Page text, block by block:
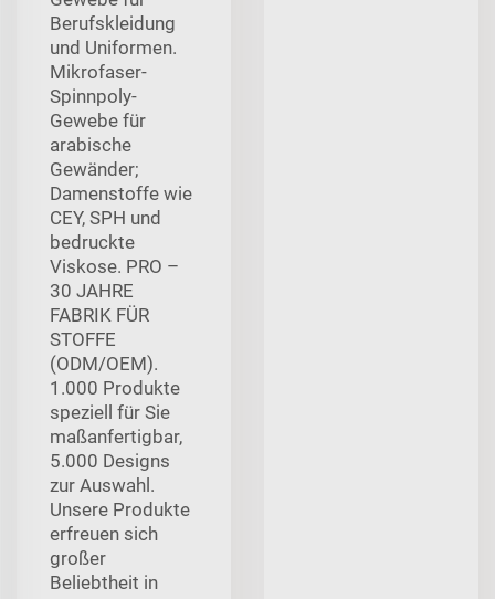
Berufskleidung
und Uniformen.
Mikrofaser-
Spinnpoly-
Gewebe für
arabische
Gewänder;
Damenstoffe wie
CEY, SPH und
bedruckte
Viskose. PRO –
30 JAHRE
FABRIK FÜR
STOFFE
(ODM/OEM).
1.000 Produkte
speziell für Sie
maßanfertigbar,
5.000 Designs
zur Auswahl.
Unsere Produkte
erfreuen sich
großer
Beliebtheit in